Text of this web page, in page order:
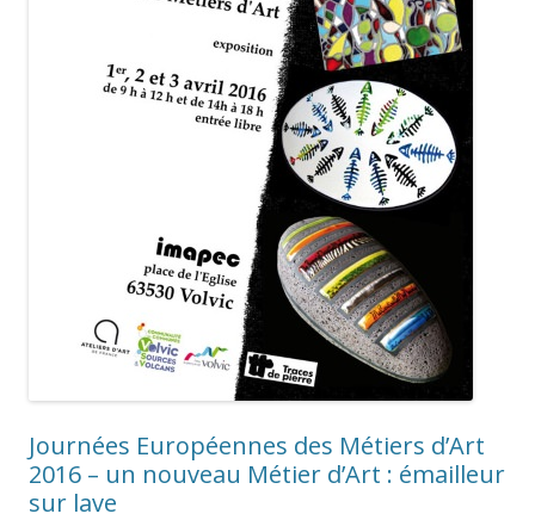
Journées Européennes des Métiers d’Art
2016 – un nouveau Métier d’Art : émailleur
sur lave